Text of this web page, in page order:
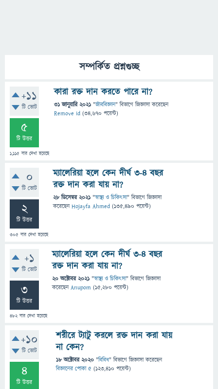
সম্পর্কিত প্রশ্নগুচ্ছ
+11
টি ভোট
5
টি উত্তর
1,115 বার দেখা হয়েছে
কারা রক্ত ​​দান করতে পারে না?
31 জানুয়ারি 2021 "জীববিজ্ঞান" বিভাগে জিজ্ঞাসাকরেছেন
Remove id (34,670 পয়েন্ট)
0
টি ভোট
2
টি উত্তর
305 বার দেখা হয়েছে
ম্যালেরিয়া হলে কেন দীর্ঘ ৩-৪ বছর
রক্ত দান করা যায় না?
28 ডিসেম্বর 2021 "স্বাস্থ্য ও চিকিৎসা" বিভাগে জিজ্ঞাসা
করেছেনHojayfa Ahmed (135,490 পয়েন্ট)
+1
টি ভোট
3
টি উত্তর
482বার দেখা হয়েছে
ম্যালেরিয়া হলে কেন দীর্ঘ ৩-৪ বছর
রক্ত দান করা যায় না?
20 অক্টোবর 2021 "স্বাস্থ্য ও চিকিৎসা" বিভাগে জিজ্ঞাসা
করেছেনAnupom (15,280 পয়েন্ট)
+10
টি ভোট
4
টি উত্তর
শরীরে ট্যাটু করলে রক্ত দান করা যায়
না কেন?
18 অক্টোবর 2020 "বিবিধ" বিভাগে জিজ্ঞাসাকরেছেন
বিজ্ঞানের পোকা ৫ (123,410 পয়েন্ট)